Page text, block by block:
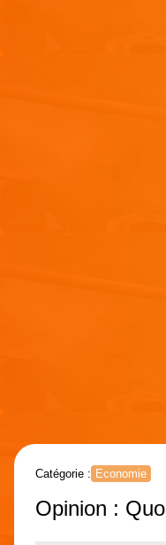
Catégorie : Economie
Opinion :